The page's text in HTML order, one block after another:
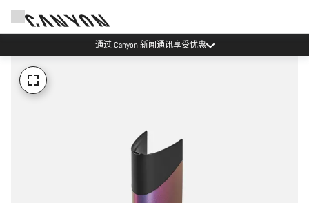
通过 Canyon 新闻通讯享受优惠